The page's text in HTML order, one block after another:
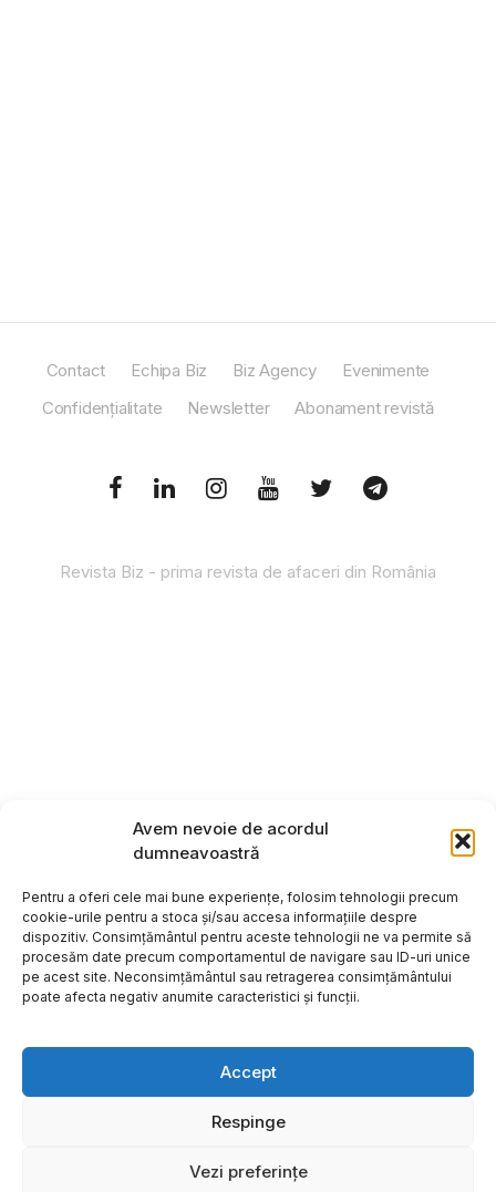
Avem nevoie de acordul
dumneavoastră
Pentru a oferi cele mai bune experiențe, folosim tehnologii precum
cookie-urile pentru a stoca și/sau accesa informațiile despre
dispozitiv. Consimțământul pentru aceste tehnologii ne va permite să
procesăm date precum comportamentul de navigare sau ID-uri unice
pe acest site. Neconsimțământul sau retragerea consimțământului
poate afecta negativ anumite caracteristici și funcții.
Accept
Respinge
Vezi preferințe
Contact Echipa Biz Biz Agency
Evenimente
Confidențialitate
Newsletter Abonament revistă
Revista Biz - prima revista de afaceri din România
Copyright ©2026